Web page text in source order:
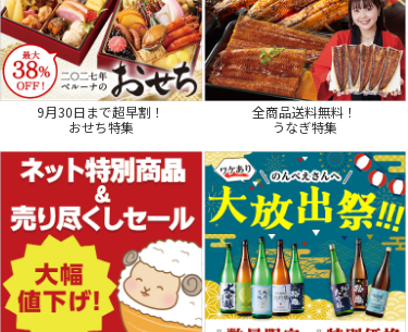
9月30日まで超早割！
おせち特集
全商品送料無料！
うなぎ特集